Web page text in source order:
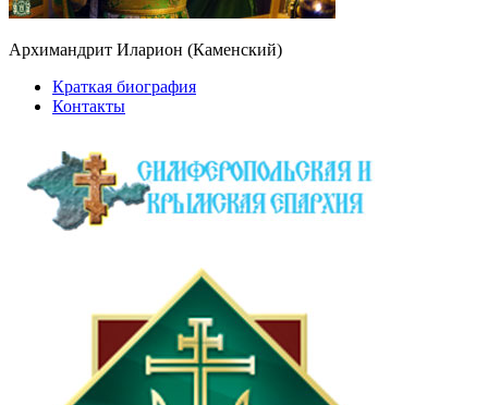
Архимандрит Иларион (Каменский)
Краткая биография
Контакты